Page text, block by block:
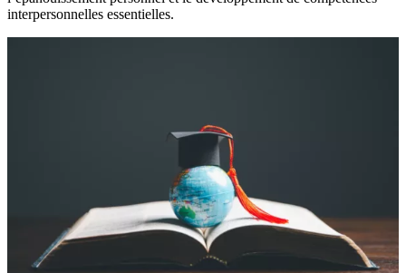
interpersonnelles essentielles.